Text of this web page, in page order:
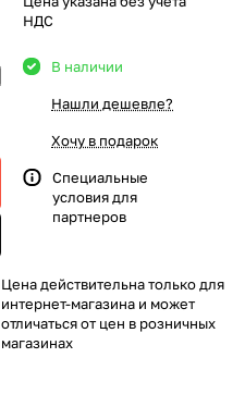
НДС
В наличии
Нашли дешевле?
Хочу в подарок
Специальные
условия для
партнеров
Цена действительна только для
интернет-магазина и может
отличаться от цен в розничных
магазинах